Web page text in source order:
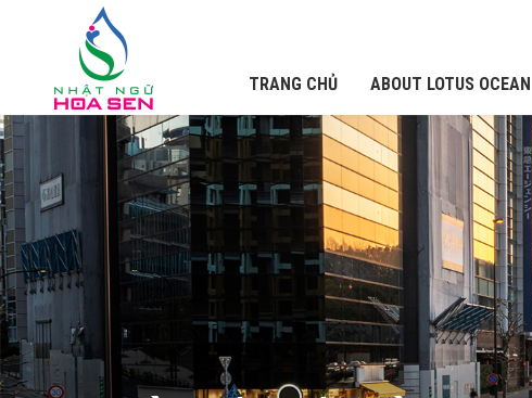
TRANG CHỦ ABOUT LOTUS OCEAN